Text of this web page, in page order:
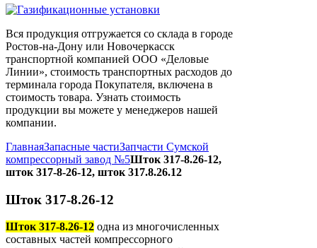
Вся продукция отгружается со склада в городе
Ростов-на-Дону или Новочеркасск
транспортной компанией ООО «Деловые
Линии», стоимость транспортных расходов до
терминала города Покупателя, включена в
стоимость товара. Узнать стоимость
продукции вы можете у менеджеров нашей
компании.
ГлавнаяЗапасные частиЗапчасти Сумской
компрессорный завод №5Шток 317-8.26-12,
шток 317-8-26-12, шток 317.8.26.12
Шток 317-8.26-12
Шток 317-8.26-12 одна из многочисленных
составных частей компрессорного